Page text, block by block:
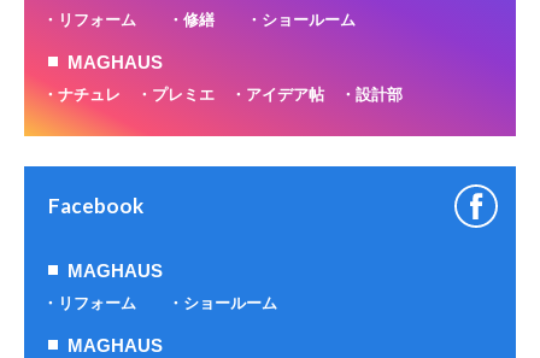
リフォーム 修繕 ショールーム
MAGHAUS
ナチュレ プレミエ アイデア帖 設計部
Facebook
MAGHAUS
リフォーム ショールーム
MAGHAUS